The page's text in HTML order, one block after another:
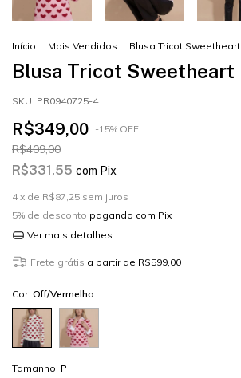
Início . Mais Vendidos . Blusa Tricot Sweetheart
Blusa Tricot Sweetheart
SKU: PR0940725-4
R$349,00 -15% OFF
R$409,00
R$331,55 com Pix
4 x de R$87,25 sem juros
5% de desconto pagando com Pix
Ver mais detalhes
Frete grátis a partir de R$599,00
Cor: Off/Vermelho
Tamanho: P